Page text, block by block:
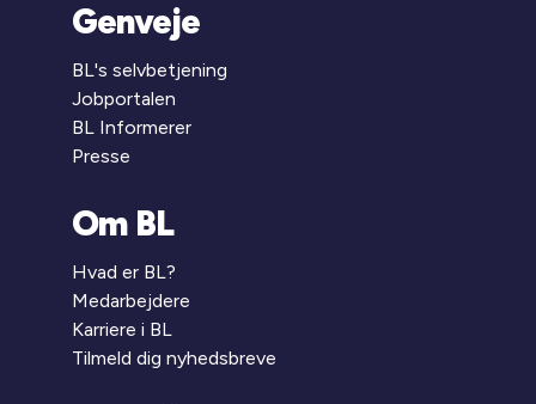
Genveje
BL's selvbetjening
Jobportalen
BL Informerer
Presse
Om BL
Hvad er BL?
Medarbejdere
Karriere i BL
Tilmeld dig nyhedsbreve